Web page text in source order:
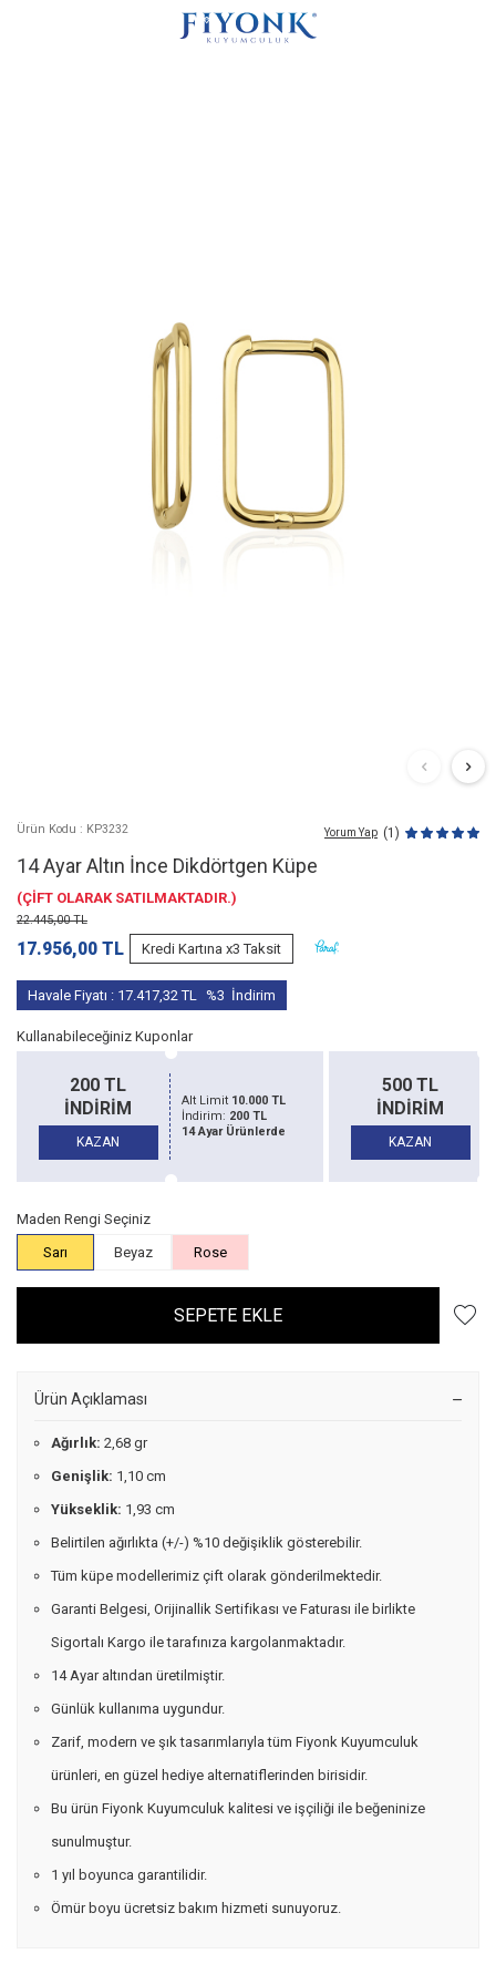
Ürün Kodu : KP3232 Yorum Yap (1)
14 Ayar Altın İnce Dikdörtgen Küpe
(ÇİFT OLARAK SATILMAKTADIR.)
22.445,00TL
17.956,00 TL Kredi Kartına x3 Taksit
Havale Fiyatı : 17.417,32TL %3 İndirim
Kullanabileceğiniz Kuponlar
200 TL
İNDİRİM
KAZAN
Alt Limit 10.000 TL
İndirim: 200 TL
14 Ayar Ürünlerde
500 TL
İNDİRİM
KAZAN
Maden Rengi Seçiniz
Sarı
Beyaz Rose
SEPETE EKLE
Ürün Açıklaması
Ağırlık: 2,68 gr
Genişlik: 1,10 cm
Yükseklik: 1,93 cm
Belirtilen ağırlıkta (+/-) %10 değişiklik gösterebilir.
Tüm küpe modellerimiz çift olarak gönderilmektedir.
Garanti Belgesi, Orijinallik Sertifikası ve Faturası ile birlikte
Sigortalı Kargo ile tarafınıza kargolanmaktadır.
14 Ayar altından üretilmiştir.
Günlük kullanıma uygundur.
Zarif, modern ve şık tasarımlarıyla tüm Fiyonk Kuyumculuk
ürünleri, en güzel hediye alternatiflerinden birisidir.
Bu ürün Fiyonk Kuyumculuk kalitesi ve işçiliği ile beğeninize
sunulmuştur.
1 yıl boyunca garantilidir.
Ömür boyu ücretsiz bakım hizmeti sunuyoruz.